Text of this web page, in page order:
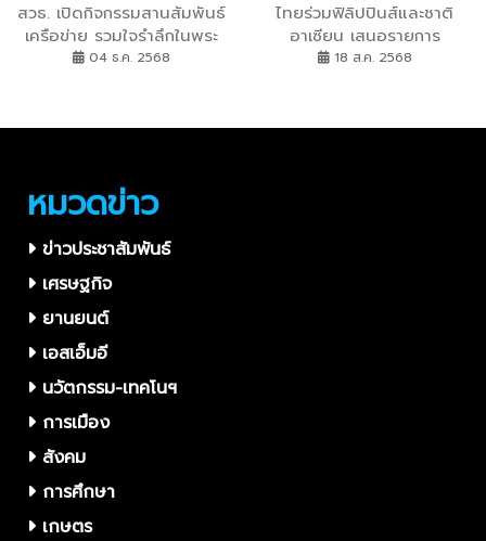
สวธ. เปิดกิจกรรมสานสัมพันธ์
เครือข่าย รวมใจรำลึกในพระ
มหากรุณาธิคุณอัครศิลปินและ
04 ธ.ค. 2568
ไทยร่วมฟิลิปปินส์และชาติ
อาเซียน เสนอรายการ
”ข้าวเม่า” ขึ้นทะเบียนเป็นมรดก
ทะเบียนต่อยูเนสโกในประเภท
18 ส.ค. 2568
หมวดข่าว
ข่าวประชาสัมพันธ์
เศรษฐกิจ
ยานยนต์
เอสเอ็มอี
นวัตกรรม-เทคโนฯ
การเมือง
สังคม
การศึกษา
เกษตร